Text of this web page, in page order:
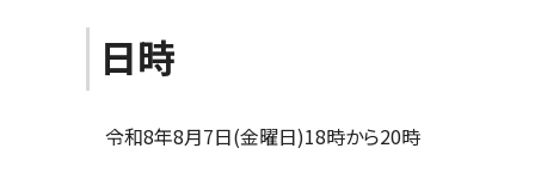
日時
令和8年8月7日(金曜日)18時から20時